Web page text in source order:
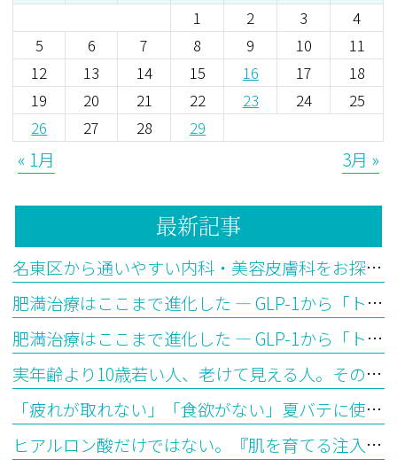
1 2 3
4
5
6 7 8 9 10
11
12
13 14 15 16 17
18
19
20 21 22 23 24
25
26
27 28 29
« 1月 3月 »
最新記事
名東区から通いやすい内科・美容皮膚科をお探しの方へ
肥満治療はここまで進化した ― GLP-1から「トリプルGアゴニスト」の時代へ【後編】
肥満治療はここまで進化した ― GLP-1から「トリプルGアゴニスト」の時代へ【前編】
実年齢より10歳若い人、老けて見える人。その違いはどこから生まれるのか？―「生物学的年齢」とエピジェネティッククロックが教えてくれること
「疲れが取れない」「食欲がない」夏バテに使われる漢方の選び方を医師が解説
ヒアルロン酸だけではない。『肌を育てる注入治療』ジャルプロとは？